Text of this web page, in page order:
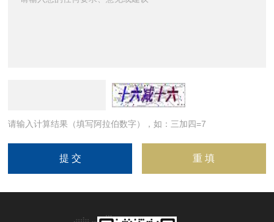
请输入计算结果（填写阿拉伯数字），如：三加四=7